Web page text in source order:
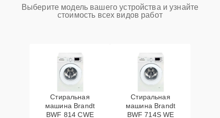
Выберите модель вашего устройства и узнайте
стоимость всех видов работ
Стиральная
машина Brandt
BWF 814 CWE
Стиральная
машина Brandt
BWF 714S WE